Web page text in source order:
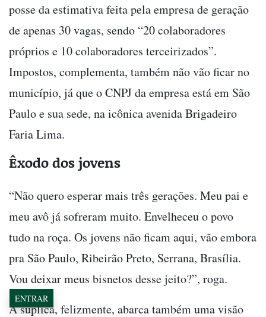
posse da estimativa feita pela empresa de geração
de apenas 30 vagas, sendo “20 colaboradores
próprios e 10 colaboradores terceirizados”.
Impostos, complementa, também não vão ficar no
município, já que o CNPJ da empresa está em São
Paulo e sua sede, na icônica avenida Brigadeiro
Faria Lima.
Êxodo dos jovens
“Não quero esperar mais três gerações. Meu pai e
meu avô já sofreram muito. Envelheceu o povo
tudo na roça. Os jovens não ficam aqui, vão embora
pra São Paulo, Ribeirão Preto, Serrana, Brasília.
Vou deixar meus bisnetos desse jeito?”, roga.
A súplica, felizmente, abarca também uma visão
ENTRAR